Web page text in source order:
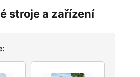
stroje a zařízení